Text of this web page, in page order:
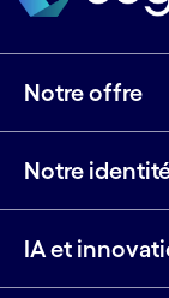
Notre offre
Notre
IA et